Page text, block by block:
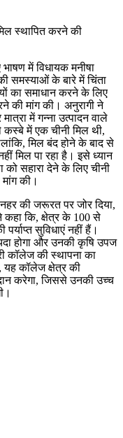
में विधायक मनीषा
समस्याओं के बारे में चिंता
का समाधान करने के लिए
की मांग की। अनुरागी ने
में गन्ना उत्पादन वाले
कस्बे में एक चीनी मिल थी,
मिल बंद होने के बाद से
मिल पा रहा है। इसे ध्यान
को सहारा देने के लिए चीनी
की।
की जरूरत पर जोर दिया,
कहा कि, क्षेत्र के 100 से
पर्याप्त सुविधाएं नहीं हैं।
होगा और उनकी कृषि उपज
कॉलेज की स्थापना का
यह कॉलेज क्षेत्र की
करेगा, जिससे उनकी उच्च